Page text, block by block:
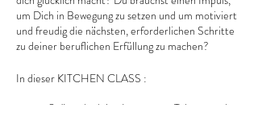
um Dich in Bewegung zu setzen und um motiviert
und freudig die nächsten, erforderlichen Schritte
zu deiner beruflichen Erfüllung zu machen?
In dieser KITCHEN CLASS :
Spürst du deine Interessen, Talente und